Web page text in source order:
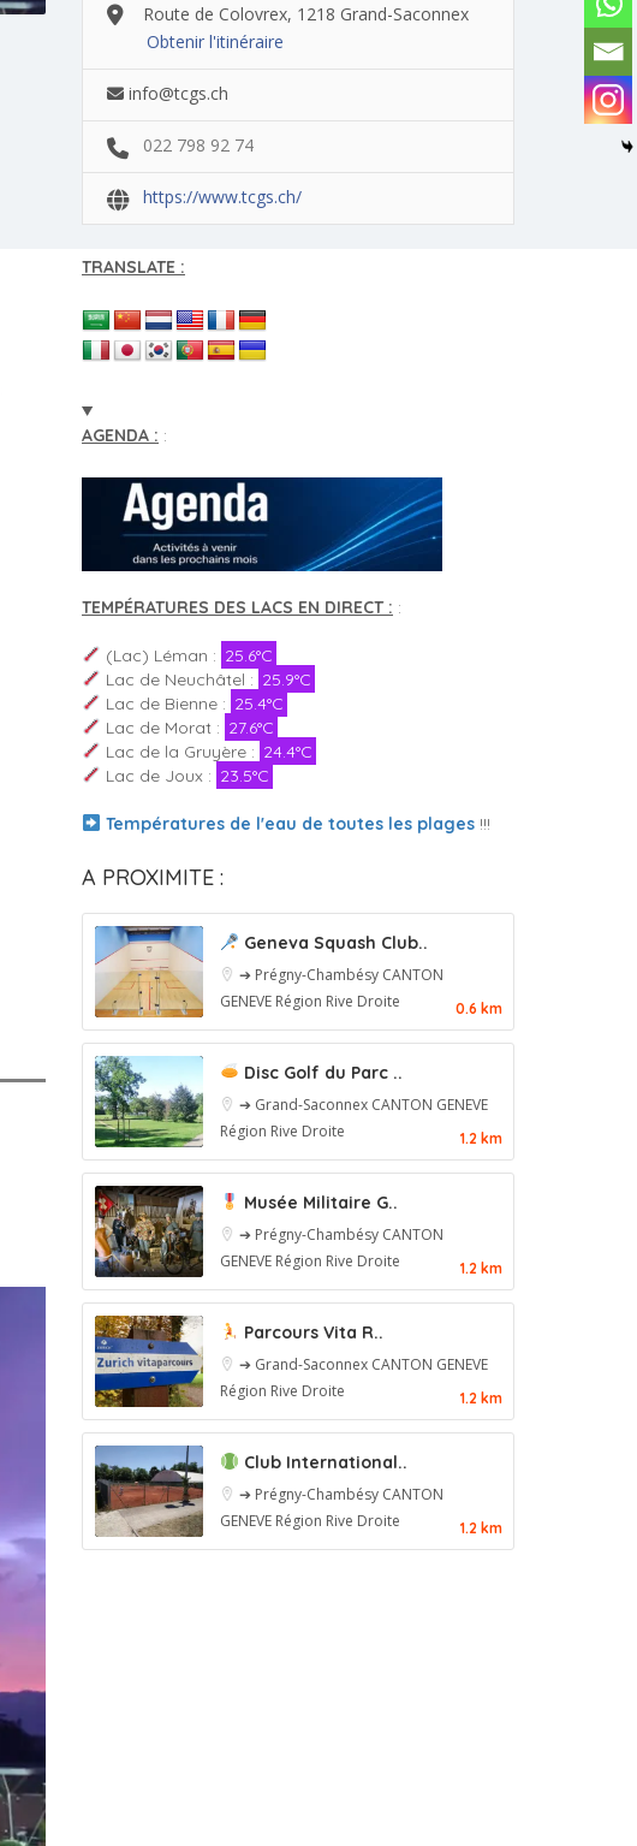
Route de Colovrex, 1218 Grand-Saconnex
Obtenir l'itinéraire
info@tcgs.ch
022 798 92 74
https://www.tcgs.ch/
TRANSLATE :
AGENDA : :
TEMPÉRATURES DES LACS EN DIRECT : :
(Lac) Léman : 25.6°C
Lac de Neuchâtel : 25.9°C
Lac de Bienne : 25.4°C
Lac de Morat : 27.6°C
Lac de la Gruyère : 24.4°C
Lac de Joux : 23.5°C
Températures de l'eau de toutes les plages!!!
A PROXIMITE :
Geneva Squash Club..
➔ Prégny-Chambésy CANTON
GENEVE Région Rive Droite 0.6 km
Disc Golf du Parc ..
➔ Grand-Saconnex CANTON GENEVE
Région Rive Droite
1.2 km
Musée Militaire G..
➔ Prégny-Chambésy CANTON
GENEVE Région Rive Droite 1.2 km
Parcours Vita R..
➔ Grand-Saconnex CANTON GENEVE
Région Rive Droite
1.2 km
Club International..
➔ Prégny-Chambésy CANTON
GENEVE Région Rive Droite 1.2 km